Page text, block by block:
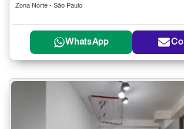
Zona Norte - São Paulo
WhatsApp